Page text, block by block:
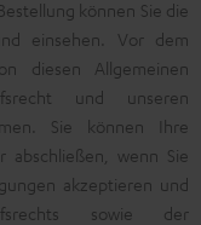
können Sie die
einsehen. Vor dem
diesen Allgemeinen
und unseren
Sie können Ihre
abschließen, wenn Sie
akzeptieren und
sowie der